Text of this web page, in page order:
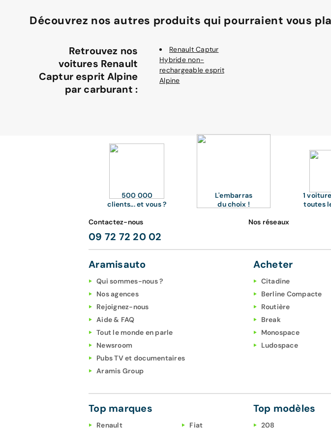
Découvrez nos autres produits qui pourraient vous
Retrouvez nos
voitures Renault
Captur esprit Alpine
par carburant :
Renault Captur
Hybride non-
rechargeable esprit
Alpine
500 000
clients... et vous ?
L'embarras
du choix !
1
toutes
Contactez-nous
09 72 72 20 02
Nos réseaux
Aramisauto
Qui sommes-nous ?
Nos agences
Rejoignez-nous
Aide & FAQ
Tout le monde en parle
Newsroom
Pubs TV et documentaires
Aramis Group
Acheter
Citadine
Berline Compacte
Routière
Break
Monospace
Ludospace
Top marques
Renault Fiat
Top modèles
208